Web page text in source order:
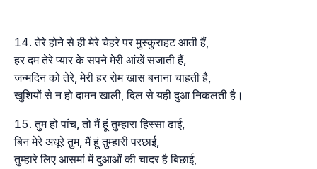
तेरे होने से ही मेरे चेहरे पर मुस्कुराहट आती हैं,
हर दम तेरे प्यार के सपने मेरी आंखें सजाती हैं,
जन्मदिन को तेरे, मेरी हर रोम खास बनाना चाहती है,
खुशियों से न हो दामन खाली, दिल से यही दुआ निकलती है।
तुम हो पांच, तो मैं हूं तुम्हारा हिस्सा ढाई,
बिन मेरे अधूरे तुम, मैं हूं तुम्हारी परछाई,
तुम्हारे लिए आसमां में दुआओं की चादर है बिछाई,